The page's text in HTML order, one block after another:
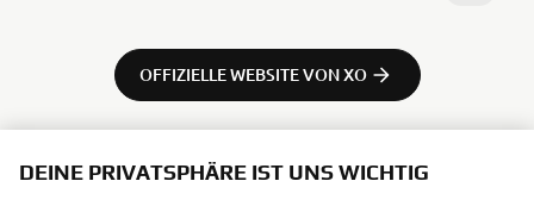
OFFIZIELLE WEBSITE VON XO
DEINE PRIVATSPHÄRE IST UNS WICHTIG